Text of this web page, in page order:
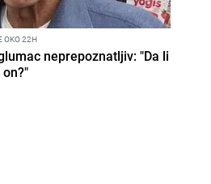
OKO 22H
neprepoznatljiv: "Da li